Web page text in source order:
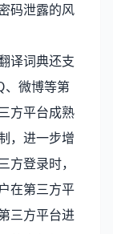
码泄露的风
译词典还支
、微博等第
方平台成熟
，进一步增
方登录时，
在第三方平
三方平台进